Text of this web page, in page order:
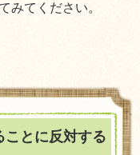
みてください。
ことに反対する